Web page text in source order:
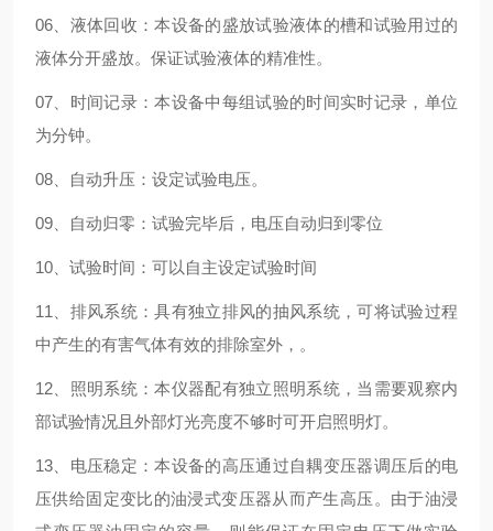
06、液体回收：本设备的盛放试验液体的槽和试验用过的
液体分开盛放。保证试验液体的精准性。
07、时间记录：本设备中每组试验的时间实时记录，单位
为分钟。
08、自动升压：设定试验电压。
09、自动归零：试验完毕后，电压自动归到零位
10、试验时间：可以自主设定试验时间
11、排风系统：具有独立排风的抽风系统，可将试验过程
中产生的有害气体有效的排除室外，。
12、照明系统：本仪器配有独立照明系统，当需要观察内
部试验情况且外部灯光亮度不够时可开启照明灯。
13、电压稳定：本设备的高压通过自耦变压器调压后的电
压供给固定变比的油浸式变压器从而产生高压。由于油浸